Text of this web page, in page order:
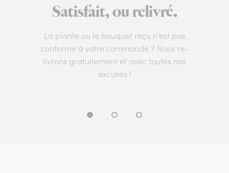
Satisfait, ou relivré.
La plante ou le bouquet reçu n’est pas
conforme à votre commande ? Nous re-
livrons gratuitement et avec toutes nos
excuses !